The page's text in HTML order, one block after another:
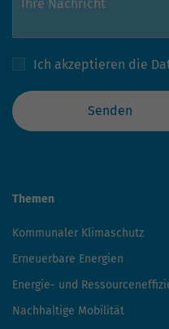
Ich akzeptieren die
Senden
Themen
Kommunaler Klimaschutz
Erneuerbare Energien
Energie- und
Nachhaltige Mobilität